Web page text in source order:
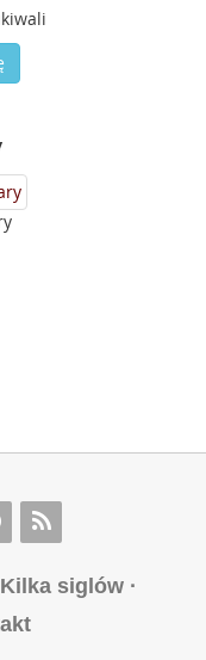
Kilka siglów·